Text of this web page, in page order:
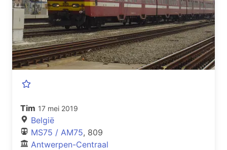
Tim 17 mei 2019
België
MS75 / AM75, 809
Antwerpen-Centraal